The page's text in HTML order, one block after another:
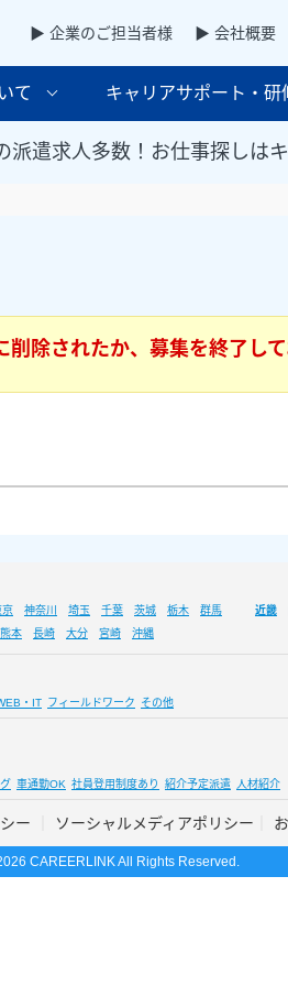
▶ 企業のご担当者様 ▶ 会社概要
て キャリアサポート・研
派遣求人多数！お仕事探しは
削除されたか、募集を終了して
京 神奈川 埼玉 千葉 茨城 栃木 群馬 近畿
熊本 長崎 大分 宮崎 沖縄
・IT フィールドワーク その他
車通勤OK 社員登用制度あり 紹介予定派遣 人材紹介
ー ソーシャルメディアポリシー
CAREERLINK All Rights Reserved.